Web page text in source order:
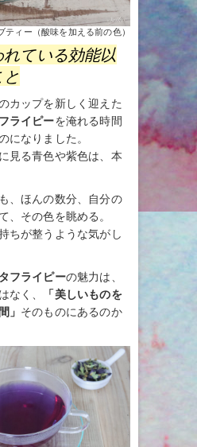
ティー（酸味を加える前の色）
ている効能以
カップを新しく迎えた
ライピーを淹れる時間
になりました。
見る青色や紫色は、本
、ほんの数分、自分の
、その色を眺める。
ちが整うような気がし
フライピーの魅力は、
なく、
「美しいものを
」 そのものにあるのか